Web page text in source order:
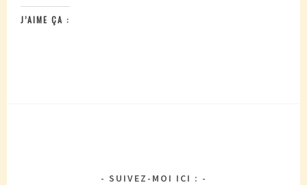
J’AIME ÇA :
SUIVEZ-MOI ICI :